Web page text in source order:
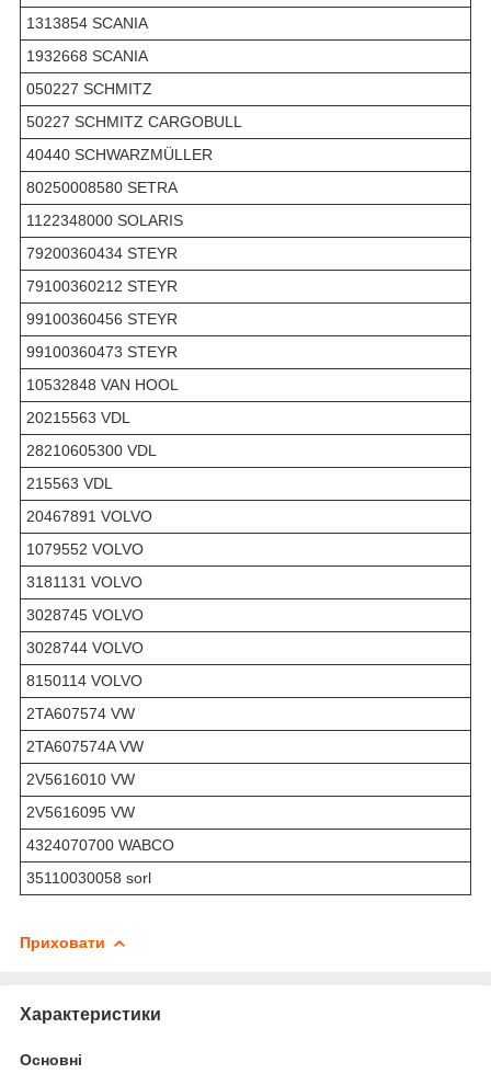
1313854 SCANIA
1932668 SCANIA
050227 SCHMITZ
50227 SCHMITZ CARGOBULL
40440 SCHWARZMÜLLER
80250008580 SETRA
1122348000 SOLARIS
79200360434 STEYR
79100360212 STEYR
99100360456 STEYR
99100360473 STEYR
10532848 VAN HOOL
20215563 VDL
28210605300 VDL
215563 VDL
20467891 VOLVO
1079552 VOLVO
3181131 VOLVO
3028745 VOLVO
3028744 VOLVO
8150114 VOLVO
2TA607574 VW
2TA607574A VW
2V5616010 VW
2V5616095 VW
4324070700 WABCO
35110030058 sorl
Приховати
Характеристики
Основні